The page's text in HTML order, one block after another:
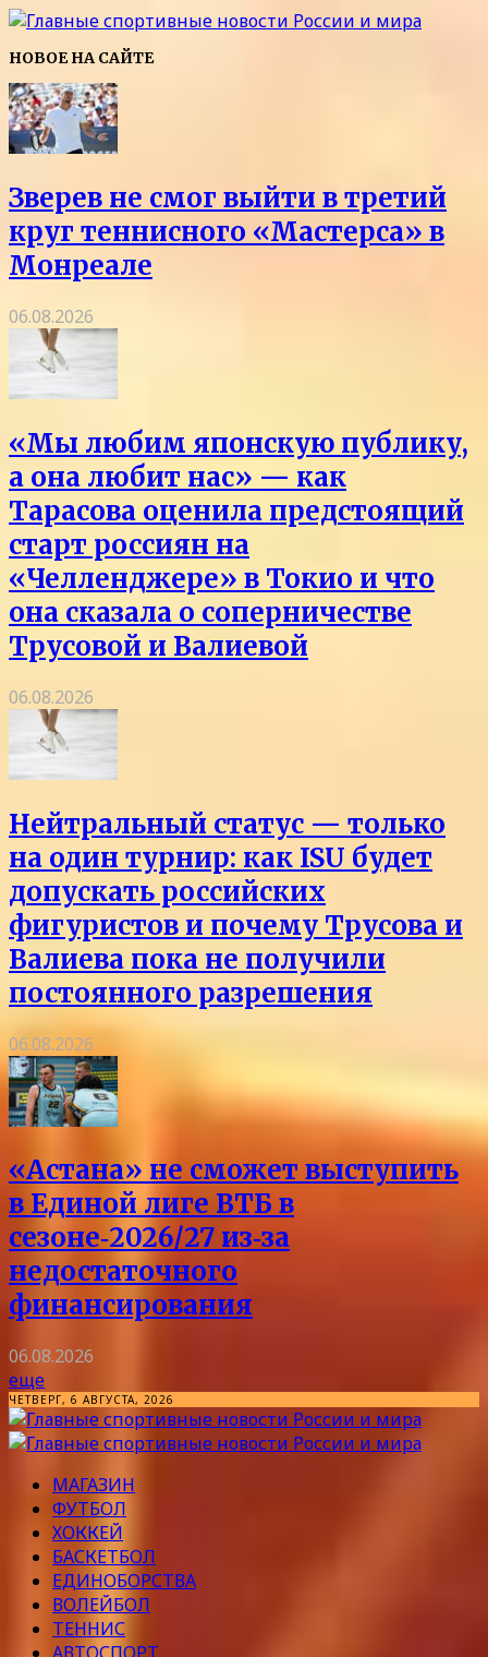
НОВОЕ НА САЙТЕ
Зверев не смог выйти в третий
круг теннисного «Мастерса» в
Монреале
06.08.2026
«Мы любим японскую публику,
а она любит нас» — как
Тарасова оценила предстоящий
старт россиян на
«Челленджере» в Токио и что
она сказала о соперничестве
Трусовой и Валиевой
06.08.2026
Нейтральный статус — только
на один турнир: как ISU будет
допускать российских
фигуристов и почему Трусова и
Валиева пока не получили
постоянного разрешения
06.08.2026
«Астана» не сможет выступить
в Единой лиге ВТБ в
сезоне‑2026/27 из‑за
недостаточного
финансирования
06.08.2026
еще
ЧЕТВЕРГ, 6 АВГУСТА, 2026
МАГАЗИН
ФУТБОЛ
ХОККЕЙ
БАСКЕТБОЛ
ЕДИНОБОРСТВА
ВОЛЕЙБОЛ
ТЕННИС